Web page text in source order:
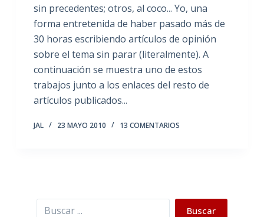
sin precedentes; otros, al coco... Yo, una
forma entretenida de haber pasado más de
30 horas escribiendo artículos de opinión
sobre el tema sin parar (literalmente). A
continuación se muestra uno de estos
trabajos junto a los enlaces del resto de
artículos publicados...
JAL 23 MAYO 2010 13 COMENTARIOS
Buscar Buscar